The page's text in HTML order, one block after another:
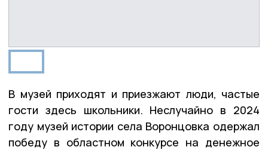
В музей приходят и приезжают люди, частые
гости здесь школьники. Неслучайно в 2024
году музей истории села Воронцовка одержал
победу в областном конкурсе на денежное